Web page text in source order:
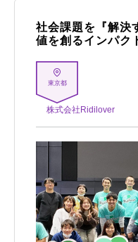
社会課題を『解決
値を創るインパク
東京都
株式会社Ridilover